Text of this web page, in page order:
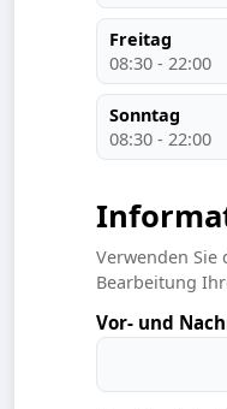
Freitag
08:30 - 22:00
Sonntag
08:30 - 22:00
Verwenden
Bearbeitung
Vor- und